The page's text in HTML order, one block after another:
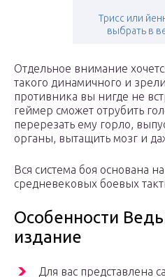
Трисс или
выбрать в
Отдельное внимание
такого динамичного и
противника вы нигде не
геймер сможет отрубить
перерезать ему горло,
органы, вытащить мозг и
Вся система боя основана
средневековых боевых
Особенности
издание
Для вас представлена